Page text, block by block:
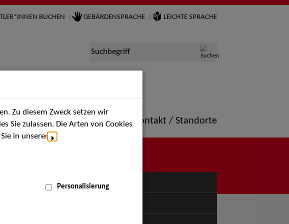
BUCHEN GEBÄRDENSPRACHE LEICHTE SPRACHE
Suchbegriff
Termine Portfolio Kontakt / Standorte
MENÜ
Zu diesem Zweck setzen wir
Sie zulassen. Die Arten von Cookies
in unserer
Personalisierung